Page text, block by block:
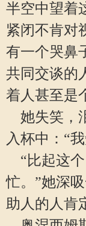
半空中望着
紧闭不肯对
有一个哭鼻
共同交谈的
着人甚至是
她失笑，
入杯中：“
“比起这个
忙。”她深
助人的人肯